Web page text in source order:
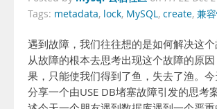
Tags: metadata, lock, MySQL, create, 兼
遇到故障，我们往往想的是如何解决这
从故障的根本去思考出现这个故障的原
果，只能使我们得到了鱼，失去了渔。
分享一个由USE DB堵塞故障引发的思考